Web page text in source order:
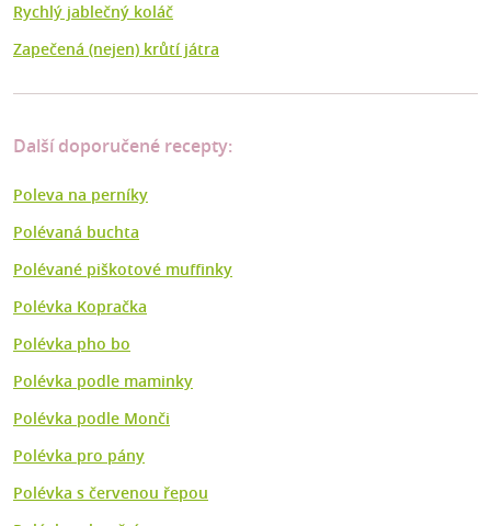
Rychlý jablečný koláč
Zapečená (nejen) krůtí játra
Další doporučené recepty:
Poleva na perníky
Polévaná buchta
Polévané piškotové muffinky
Polévka Kopračka
Polévka pho bo
Polévka podle maminky
Polévka podle Monči
Polévka pro pány
Polévka s červenou řepou